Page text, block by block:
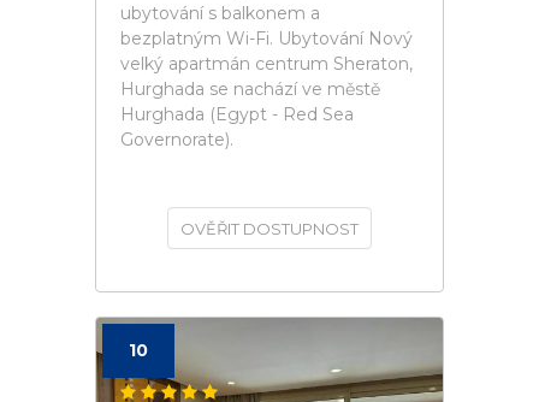
ubytování s balkonem a
bezplatným Wi-Fi. Ubytování Nový
velký apartmán centrum Sheraton,
Hurghada se nachází ve městě
Hurghada (Egypt - Red Sea
Governorate).
OVĚŘIT DOSTUPNOST
10